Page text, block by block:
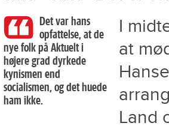
Det var hans
opfattelse, at de
nye folk på Aktuelt i
højere grad dyrkede
kynismen end
socialismen, og det huede
ham ikke.
I
at
Land